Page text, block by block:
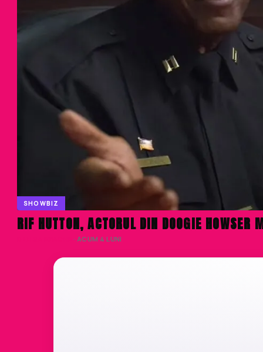
SHOWBIZ
RIF HUTTON, ACTORUL DIN DOOGIE
· ACUM 4 LUNI